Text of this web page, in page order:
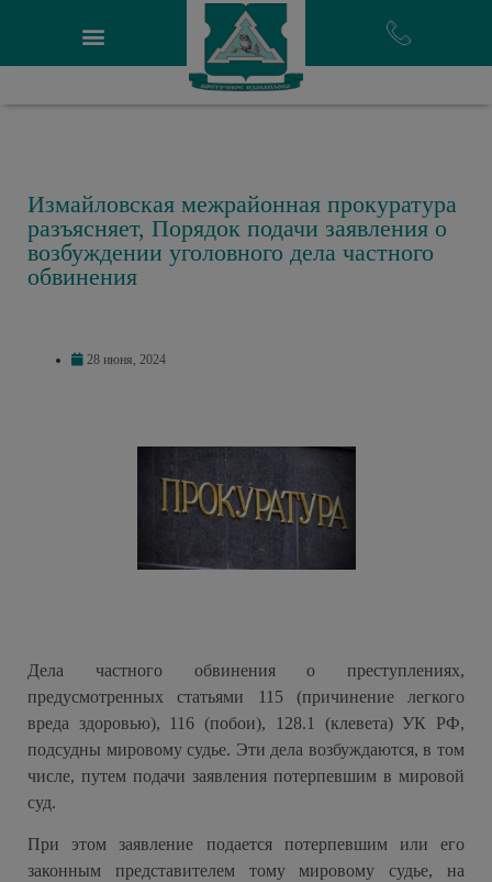
Измайловская межрайонная прокуратура
разъясняет, Порядок подачи заявления о
возбуждении уголовного дела частного
обвинения
28 июня, 2024
Дела частного обвинения о преступлениях,
предусмотренных статьями 115 (причинение легкого
вреда здоровью), 116 (побои), 128.1 (клевета) УК РФ,
подсудны мировому судье. Эти дела возбуждаются, в том
числе, путем подачи заявления потерпевшим в мировой
суд.
При этом заявление подается потерпевшим или его
законным представителем тому мировому судье, на